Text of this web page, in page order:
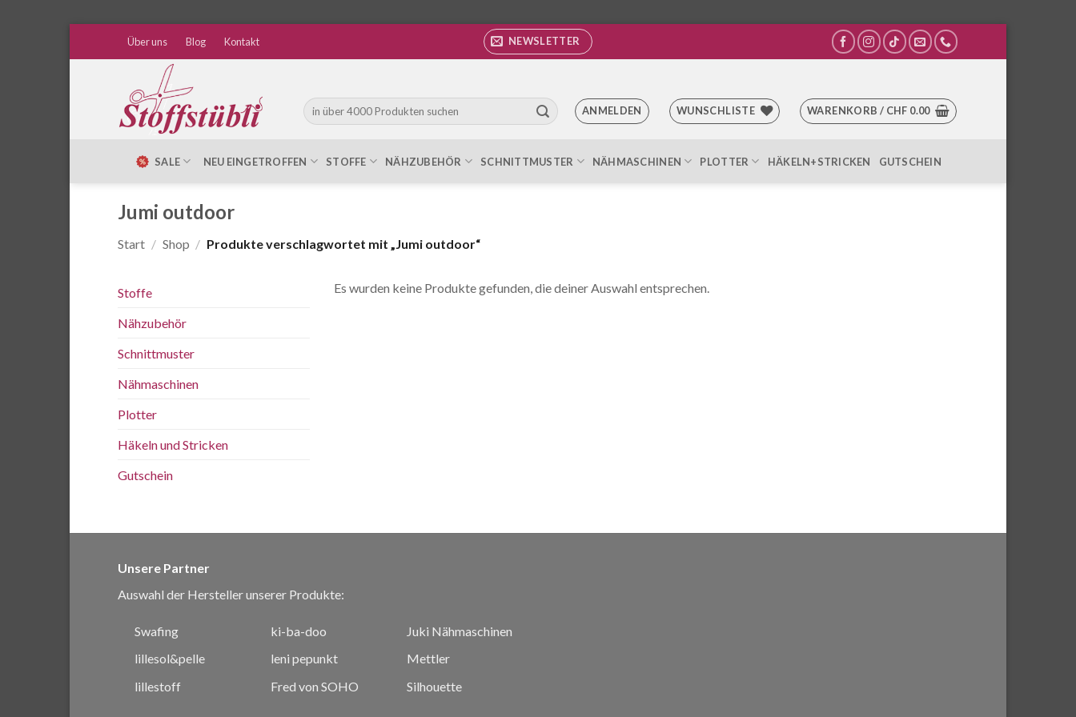
Über uns Blog Kontakt NEWSLETTER
Suche
nach:
ANMELDEN WUNSCHLISTE WARENKORB / CHF 0.00
SALE NEU EINGETROFFEN STOFFE NÄHZUBEHÖR SCHNITTMUSTER NÄHMASCHINEN PLOTTER HÄKELN+STRICKEN GUTSCHEIN
Jumi outdoor
Start / Shop / Produkte verschlagwortet mit „Jumi outdoor“
Stoffe
Nähzubehör
Schnittmuster
Nähmaschinen
Plotter
Häkeln und Stricken
Gutschein
Es wurden keine Produkte gefunden, die deiner Auswahl entsprechen.
Unsere Partner
Auswahl der Hersteller unserer Produkte:
Swafing
lillesol&pelle
lillestoff
ki-ba-doo
leni pepunkt
Fred von SOHO
Juki Nähmaschinen
Mettler
Silhouette